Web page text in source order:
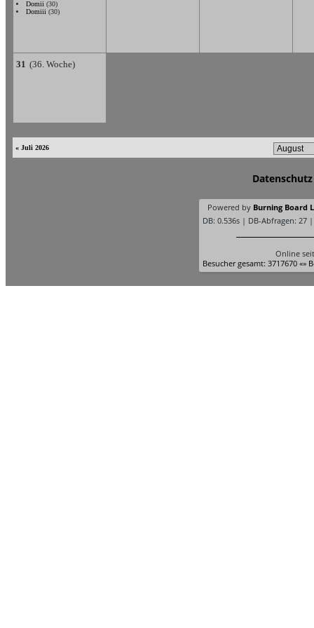
Domii (30)
Domiii (30)
31 (36. Woche)
« Juli 2026
Datenschutz
Powered by Burning Board
DB: 0.536s | DB-Abfragen: 27
Online
Besucher gesamt: 3717670 «»